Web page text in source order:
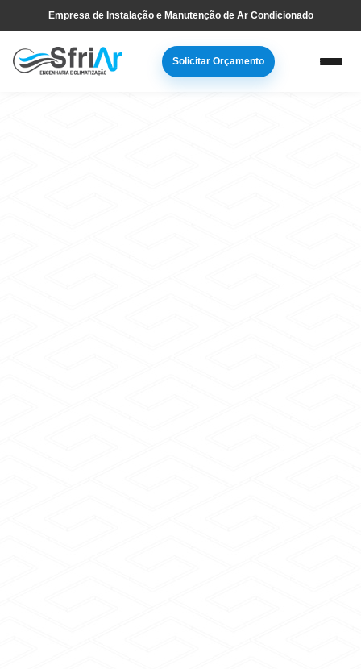
para
navegação
to
main
Empresa de Instalação e Manutenção de Ar Condicionado
Solicitar Orçamento